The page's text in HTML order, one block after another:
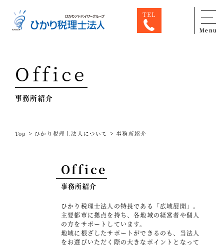
TEL
Menu
専門家一覧
ひかり税理士法人について
スタッフ紹介
Office
事務所紹介
Top > ひかり税理士法人について >事務所紹介
Office
事務所紹介
ひかり税理士法人の特長である「広域展開」。
主要都市に拠点を持ち、各地域の経営者や個人
の方をサポートしています。
地域に根ざしたサポートができるのも、当法人
をお選びいただく際の大きなポイントとなって